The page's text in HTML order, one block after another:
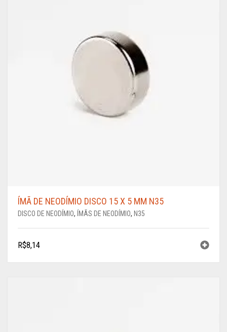
ÍMÃ DE NEODÍMIO DISCO 15 X 5 MM N35
DISCO DE NEODÍMIO, ÍMÃS DE NEODÍMIO, N35
R$8,14